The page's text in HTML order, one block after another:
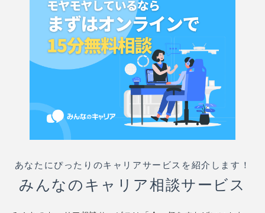
あなたにぴったりのキャリアサービスを紹介します！
みんなのキャリア相談サービス